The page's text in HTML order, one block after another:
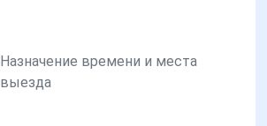
Назначение времени и места
выезда